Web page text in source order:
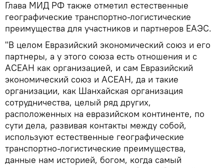
Глава МИД РФ также отметил естественные
географические транспортно-логистические
преимущества для участников и партнеров ЕАЭС.
"В целом Евразийский экономический союз и его
партнеры, а у этого союза есть отношения и с
АСЕАН как организацией, и сам Евразийский
экономический союз и АСЕАН, да и такие
организации, как Шанхайская организация
сотрудничества, целый ряд других,
расположенных на евразийском континенте, по
сути дела, развивая контакты между собой,
используют естественные географические
транспортно-логистические преимущества,
данные нам историей, богом, когда самый